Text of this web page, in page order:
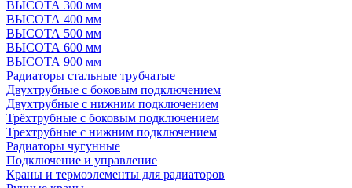
ВЫСОТА 300 мм
ВЫСОТА 400 мм
ВЫСОТА 500 мм
ВЫСОТА 600 мм
ВЫСОТА 900 мм
Радиаторы стальные трубчатые
Двухтрубные с боковым подключением
Двухтрубные с нижним подключением
Трёхтрубные с боковым подключением
Трехтрубные с нижним подключением
Радиаторы чугунные
Подключение и управление
Краны и термоэлементы для радиаторов